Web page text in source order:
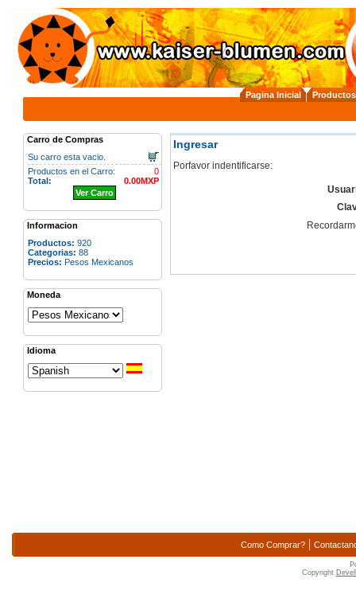
Pagina Inicial Productos
Carro de Compras
Su carro esta vacio.
0
Productos en el Carro:
0.00MXP
Total:
Ver Carro
Informacion
Productos: 920
Categorias: 88
Precios: Pesos Mexicanos
Moneda
Idioma
Ingresar
Porfavor indentificarse:
Como Comprar? |
Copyright